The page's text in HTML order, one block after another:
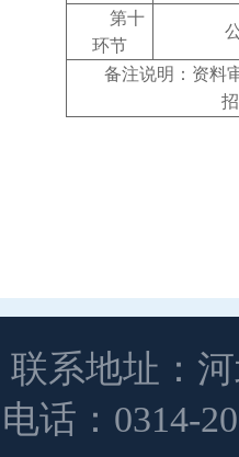
第十
环节
备注说明：资料
联系地址：
电话：0314-